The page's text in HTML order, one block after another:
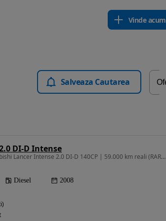
Vinde acum
Salveaza Cautarea
DI-D Intense
1968 cm3 • 140 CP • Mitsubishi Lancer Intense 2.0 DI-D 140CP | 59.000 km reali (RAR),18"
Diesel 2008